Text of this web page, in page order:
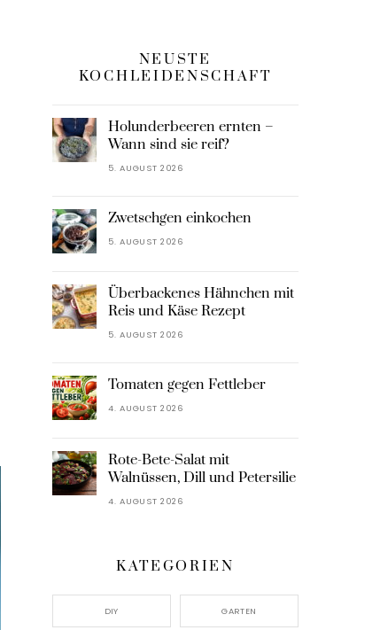
NEUSTE
KOCHLEIDENSCHAFT
Holunderbeeren ernten –
Wann sind sie reif?
5. AUGUST 2026
Zwetschgen einkochen
5. AUGUST 2026
Überbackenes Hähnchen mit
Reis und Käse Rezept
5. AUGUST 2026
Tomaten gegen Fettleber
4. AUGUST 2026
Rote-Bete-Salat mit
Walnüssen, Dill und Petersilie
4. AUGUST 2026
KATEGORIEN
DIY GARTEN